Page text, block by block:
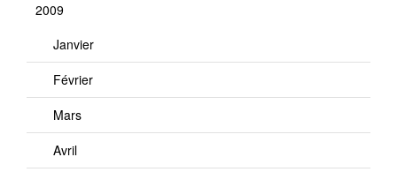
2009
Janvier
Février
Mars
Avril